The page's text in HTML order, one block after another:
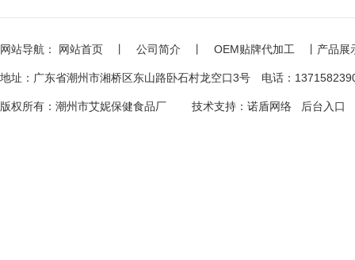
网站导航： 网站首页 公司简介 OEM贴牌代加工 产品展
地址：广东省潮州市湘桥区东山路卧石村龙空口3号 电话：
版权所有：潮州市艾妮保健食品厂 技术支持： 诺盾网络 后台入口